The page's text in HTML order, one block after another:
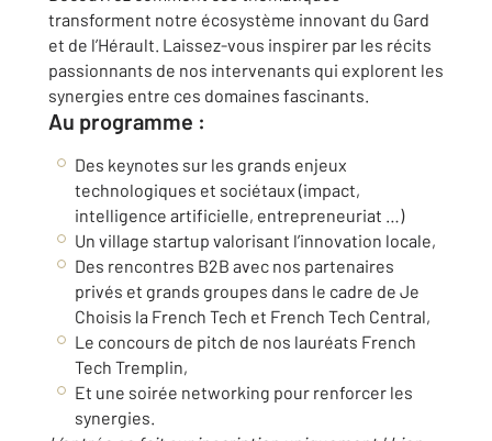
transforment notre écosystème innovant du Gard
et de l’Hérault. Laissez-vous inspirer par les récits
passionnants de nos intervenants qui explorent les
synergies entre ces domaines fascinants.
Au programme :
Des keynotes sur les grands enjeux
technologiques et sociétaux (impact,
intelligence artificielle, entrepreneuriat …)
Un village startup valorisant l’innovation locale,
Des rencontres B2B avec nos partenaires
privés et grands groupes dans le cadre de Je
Choisis la French Tech et French Tech Central,
Le concours de pitch de nos lauréats French
Tech Tremplin,
Et une soirée networking pour renforcer les
synergies.